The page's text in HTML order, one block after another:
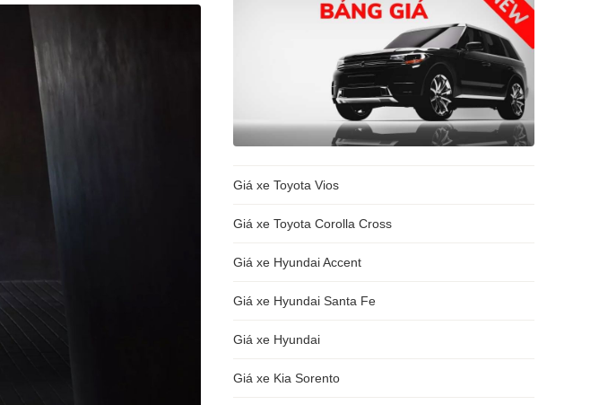
Giá xe Toyota Vios
Giá xe Toyota Corolla Cross
Giá xe Hyundai Accent
Giá xe Hyundai Santa Fe
Giá xe Hyundai
Giá xe Kia Sorento